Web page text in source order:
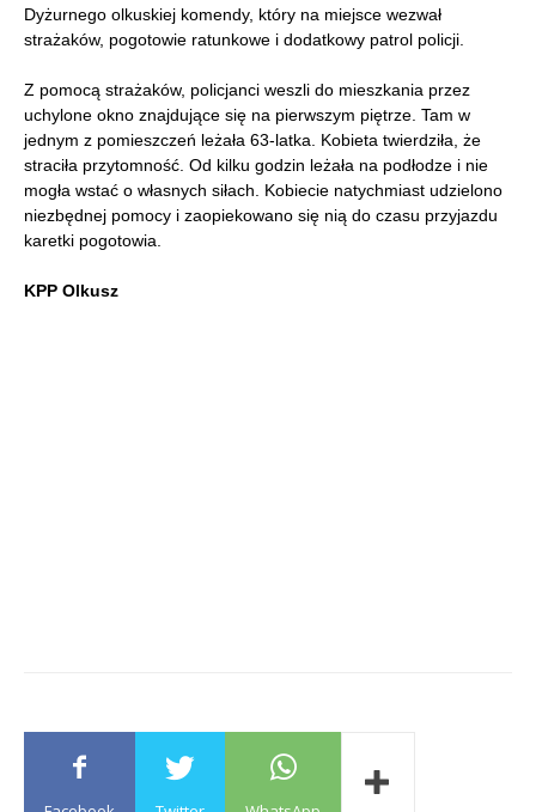
Dyżurnego olkuskiej komendy, który na miejsce wezwał
strażaków, pogotowie ratunkowe i dodatkowy patrol policji.
Z pomocą strażaków, policjanci weszli do mieszkania przez
uchylone okno znajdujące się na pierwszym piętrze. Tam w
jednym z pomieszczeń leżała 63-latka. Kobieta twierdziła, że
straciła przytomność. Od kilku godzin leżała na podłodze i nie
mogła wstać o własnych siłach. Kobiecie natychmiast udzielono
niezbędnej pomocy i zaopiekowano się nią do czasu przyjazdu
karetki pogotowia.
KPP Olkusz